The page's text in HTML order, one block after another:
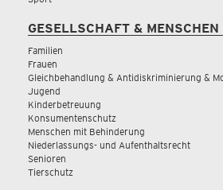
GESELLSCHAFT & MENSCHEN
Familien
Frauen
Gleichbehandlung & Antidiskriminierung &
Jugend
Kinderbetreuung
Konsumentenschutz
Menschen mit Behinderung
Niederlassungs- und Aufenthaltsrecht
Senioren
Tierschutz